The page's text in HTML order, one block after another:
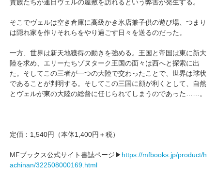
貴族たちが連日ヴェルの屋敷を訪れるという弊害が発生する。
そこでヴェルは空き倉庫に高級かき氷店兼子供の遊び場、つまり
は隠れ家を作りそれらをやり過ごす日々を送るのだった。
一方、世界は新天地獲得の動きを強める。王国と帝国は東に新大
陸を求め、エリーたちゾヌターク王国の面々は西へと探索に出
た。そしてこの三者が一つの大陸で交わったことで、世界は球状
であることが判明する。そしてこの三国に顔が利くとして、自然
とヴェルが東の大陸の総督に任じられてしまうのであった……。
定価：1,540円（本体1,400円＋税）
MFブックス公式サイト書誌ページ▶ https://mfbooks.jp/product/h
achinan/322508000169.html